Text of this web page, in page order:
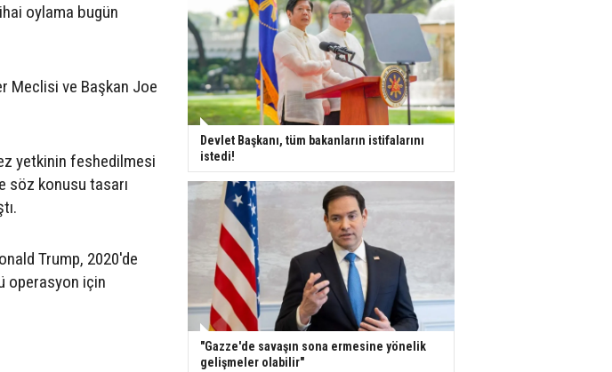
oylama bugün
Meclisi ve Başkan Joe
yetkinin feshedilmesi
söz konusu tasarı
Trump, 2020'de
operasyon için
Devlet Başkanı, tüm bakanların istifalarını
istedi!
"Gazze'de savaşın sona ermesine yönelik
gelişmeler olabilir"